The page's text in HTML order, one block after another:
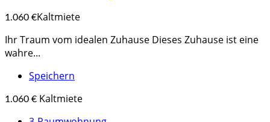
1.060 €Kaltmiete
Ihr Traum vom idealen Zuhause Dieses Zuhause ist eine
wahre...
Speichern
1.060 € Kaltmiete